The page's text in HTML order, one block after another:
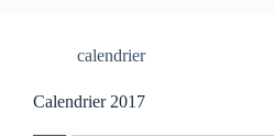
calendrier
Calendrier 2017